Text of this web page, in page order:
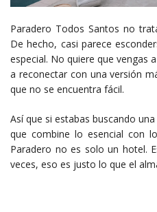
Paradero Todos Santos no
De hecho, casi parece
especial. No quiere que vengas
a reconectar con una versión
que no se encuentra fácil.
Así que si estabas buscando
que combine lo esencial con
Paradero no es solo un hotel.
veces, eso es justo lo que el